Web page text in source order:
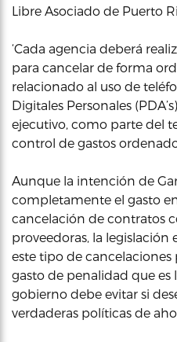
Libre Asociado de Puerto
‘Cada agencia deberá
para cancelar de forma
relacionado al uso de
Digitales Personales
ejecutivo, como parte del
control de gastos
Aunque la intención de
completamente el gasto
cancelación de contratos
proveedoras, la legislación
este tipo de
gasto de penalidad que es
gobierno debe evitar si
verdaderas políticas de